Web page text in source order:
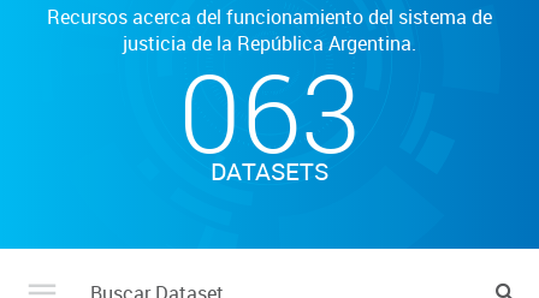
Recursos acerca del funcionamiento del sistema de
justicia de la República Argentina.
063
DATASETS